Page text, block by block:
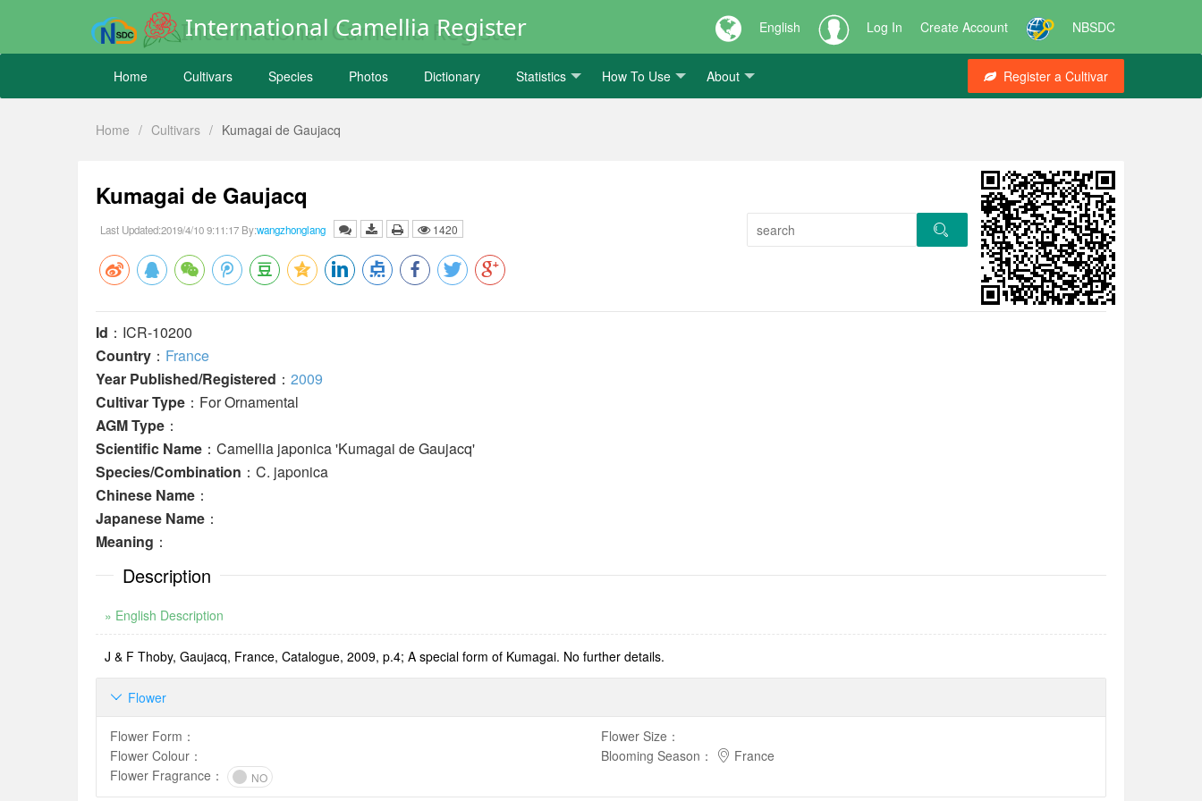
International Camellia Register English Log In Create Account NBSDC
Home Cultivars Species Photos Dictionary Statistics How To Use About Register a Cultivar
Home / Cultivars / Kumagai de Gaujacq
Kumagai de Gaujacq
Last Updated:2019/4/10 9:11:17 By:wangzhonglang 1420
Id ：ICR-10200
Country ： France
Year Published/Registered ： 2009
Cultivar Type ：For Ornamental
AGM Type ：
Scientific Name ：Camellia japonica 'Kumagai de Gaujacq'
Species/Combination ：C. japonica
Chinese Name ：
Japanese Name ：
Meaning ：
Description
» English Description
J & F Thoby, Gaujacq, France, Catalogue, 2009, p.4; A special form of Kumagai. No further details.
Flower

Flower Form ：
Flower Colour ：
Flower Size ：
Blooming Season ：
France
Flower Fragrance ： NO